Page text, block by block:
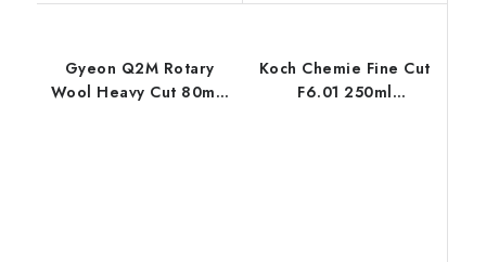
Gyeon Q2M Rotary
Wool Heavy Cut 80mm
Koch Chemie Fine Cut
F6.01 250ml